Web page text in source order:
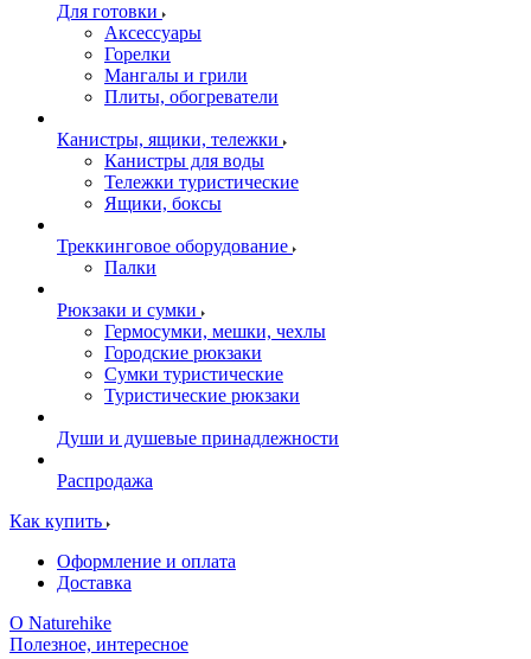
Для готовки
Аксессуары
Горелки
Мангалы и грили
Плиты, обогреватели
Канистры, ящики, тележки
Канистры для воды
Тележки туристические
Ящики, боксы
Треккинговое оборудование
Палки
Рюкзаки и сумки
Гермосумки, мешки, чехлы
Городские рюкзаки
Сумки туристические
Туристические рюкзаки
Души и душевые принадлежности
Распродажа
Как купить
Оформление и оплата
Доставка
О Naturehike
Полезное, интересное